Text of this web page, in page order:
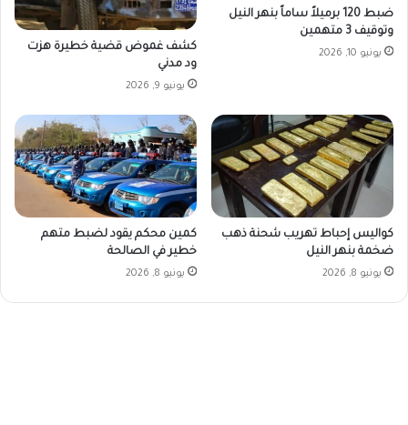
ضبط 120 برميلاً ساماً بنهر النيل
وتوقيف 3 متهمين
يونيو 10, 2026
كشف غموض قضية خطيرة هزت
ود مدني
يونيو 9, 2026
كواليس إحباط تهريب شحنة ذهب
ضخمة بنهر النيل
يونيو 8, 2026
كمين محكم يقود لضبط متهم
خطير في الصالحة
يونيو 8, 2026